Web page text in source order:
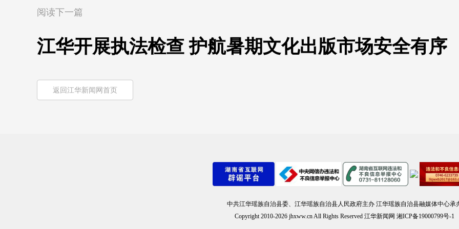
阅读下一篇
江华开展执法检查 护航暑期文化出版市场安全有序
返回江华新闻网首页
中共江华瑶族自治县委、江华瑶族自治县人民政府主办 江华瑶族自治县融媒体中心承
Copyright 2010-2026 jhxww.cn All Rights Reserved 江华新闻网 湘ICP备19000799号-1